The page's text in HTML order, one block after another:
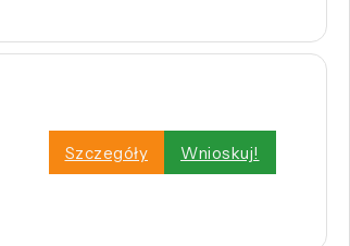
Szczegóły Wnioskuj!